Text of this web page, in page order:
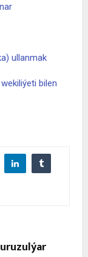
ullanmak
bilen